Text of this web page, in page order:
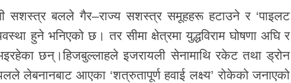
सशस्त्र बलले गैर–राज्य सशस्त्र समूहहरू हटाउने र ‘पाइलट
हुने भनिएको छ। तर सीमा क्षेत्रमा युद्धविराम घोषणा अघि र
छन्।हिजबुल्लाहले इजरायली सेनामाथि रकेट तथा ड्रोन
लेबनानबाट आएका ‘शत्रुतापूर्ण हवाई लक्ष्य’ रोकेको जनाएको